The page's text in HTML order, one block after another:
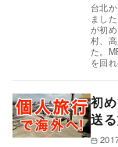
台北
まし
が初
村、
た。
を回
初
送